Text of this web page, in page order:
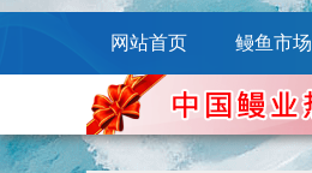
网站首页 鳗鱼市场